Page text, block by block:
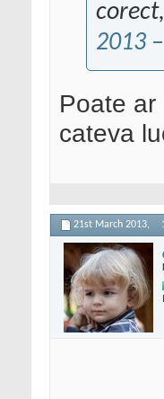
2013
Poate ar
cateva
21st March 2013,